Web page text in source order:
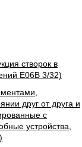
створок в
E06B 3/32)
друг от друга и
с
устройства,